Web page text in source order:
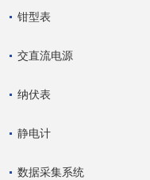
钳型表
交直流电源
纳伏表
静电计
数据采集系统